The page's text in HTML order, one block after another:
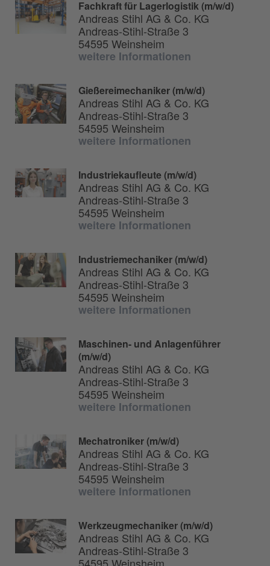
Fachkraft für Lagerlogistik (m/w/d)
Andreas Stihl AG & Co. KG
Andreas-Stihl-Straße 3
54595 Weinsheim
weitere Informationen
Gießereimechaniker (m/w/d)
Andreas Stihl AG & Co. KG
Andreas-Stihl-Straße 3
54595 Weinsheim
weitere Informationen
Industriekaufleute (m/w/d)
Andreas Stihl AG & Co. KG
Andreas-Stihl-Straße 3
54595 Weinsheim
weitere Informationen
Industriemechaniker (m/w/d)
Andreas Stihl AG & Co. KG
Andreas-Stihl-Straße 3
54595 Weinsheim
weitere Informationen
Maschinen- und Anlagenführer
(m/w/d)
Andreas Stihl AG & Co. KG
Andreas-Stihl-Straße 3
54595 Weinsheim
weitere Informationen
Mechatroniker (m/w/d)
Andreas Stihl AG & Co. KG
Andreas-Stihl-Straße 3
54595 Weinsheim
weitere Informationen
Werkzeugmechaniker (m/w/d)
Andreas Stihl AG & Co. KG
Andreas-Stihl-Straße 3